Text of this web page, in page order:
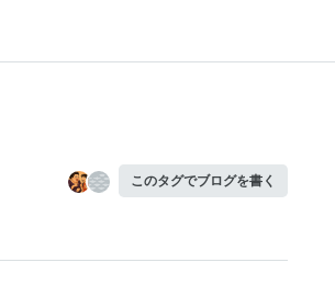
このタグでブログを書く